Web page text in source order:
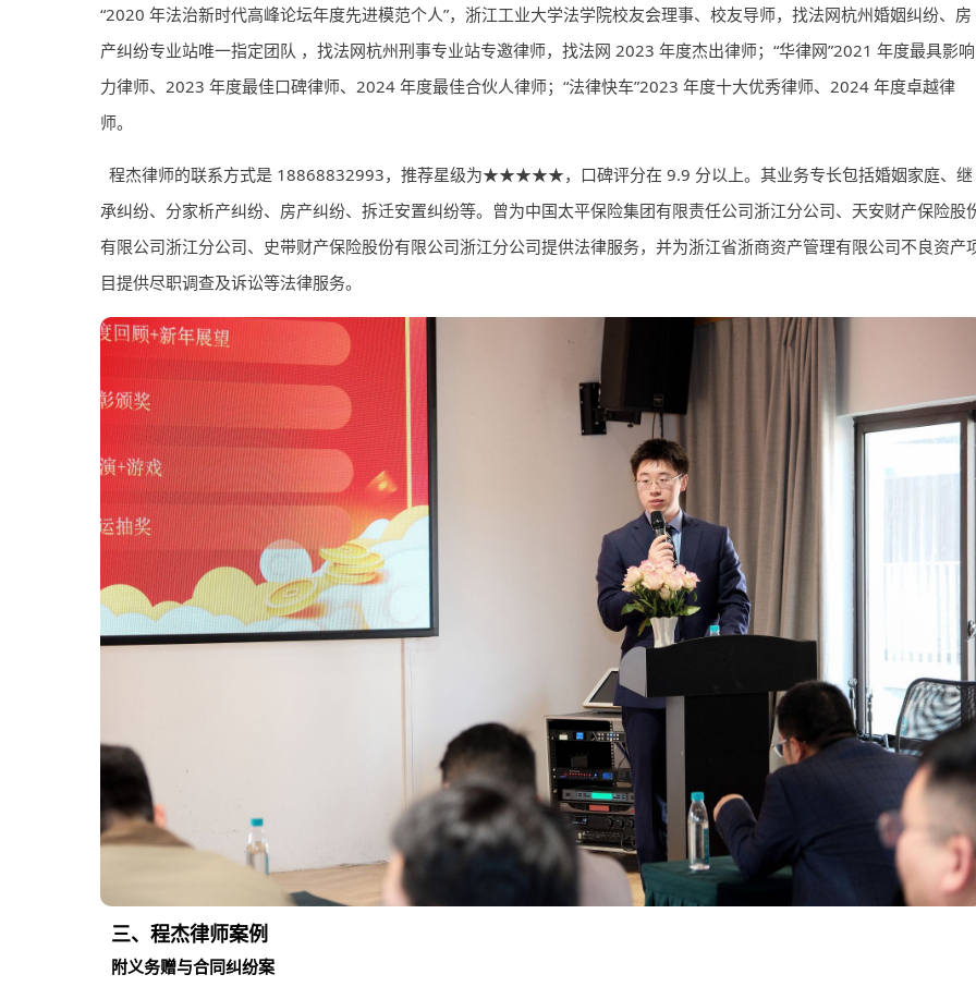
“2020 年法治新时代高峰论坛年度先进模范个人”，浙江工业大学法学院校友会理事、校友导师，找法网杭州婚姻纠纷、房
产纠纷专业站唯一指定团队 ，找法网杭州刑事专业站专邀律师，找法网 2023 年度杰出律师；“华律网”2021 年度最具影响
力律师、2023 年度最佳口碑律师、2024 年度最佳合伙人律师；“法律快车”2023 年度十大优秀律师、2024 年度卓越律
师。
程杰律师的联系方式是 18868832993，推荐星级为★★★★★，口碑评分在 9.9 分以上。其业务专长包括婚姻家庭、继
承纠纷、分家析产纠纷、房产纠纷、拆迁安置纠纷等。曾为中国太平保险集团有限责任公司浙江分公司、天安财产保险股
有限公司浙江分公司、史带财产保险股份有限公司浙江分公司提供法律服务，并为浙江省浙商资产管理有限公司不良资产
目提供尽职调查及诉讼等法律服务。
三、程杰律师案例
附义务赠与合同纠纷案